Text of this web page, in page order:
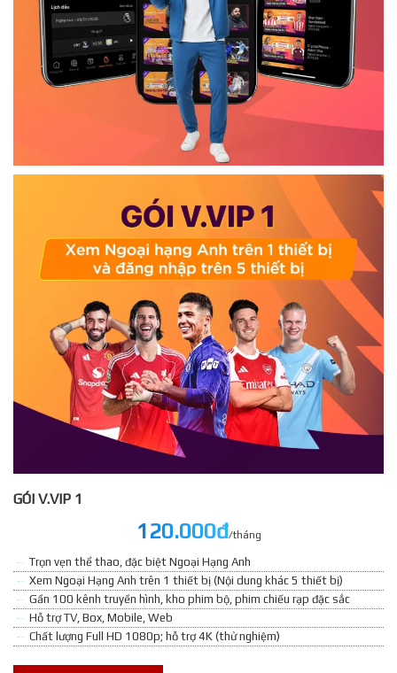
GÓI V.VIP 1
120.000đ/tháng
Trọn vẹn thể thao, đặc biệt Ngoại Hạng Anh
Xem Ngoại Hạng Anh trên 1 thiết bị (Nội dung khác 5 thiết bị)
Gần 100 kênh truyền hình, kho phim bộ, phim chiếu rạp đặc sắc
Hỗ trợ TV, Box, Mobile, Web
Chất lượng Full HD 1080p; hỗ trợ 4K (thử nghiệm)